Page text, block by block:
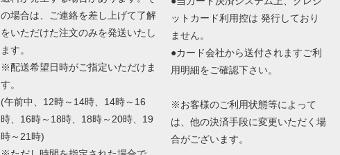
の場合は、ご連絡を差し上げて了解
をいただけた注文のみを発送いたし
ます。
※配送希望日時がご指定いただけま
す。
(午前中、12時～14時、14時～16
時、16時～18時、18時～20時、19
時～21時)
ットカード利用控は 発行しており
ません。
●カード会社から送付されますご利
用明細をご確認下さい。
※お客様のご利用状態等によって
は、他の決済手段に変更いただく場
合がございます。